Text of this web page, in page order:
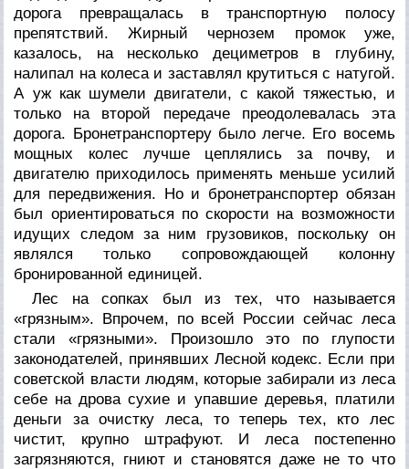
дорога превращалась в транспортную полосу
препятствий. Жирный чернозем промок уже,
казалось, на несколько дециметров в глубину,
налипал на колеса и заставлял крутиться с натугой.
А уж как шумели двигатели, с какой тяжестью, и
только на второй передаче преодолевалась эта
дорога. Бронетранспортеру было легче. Его восемь
мощных колес лучше цеплялись за почву, и
двигателю приходилось применять меньше усилий
для передвижения. Но и бронетранспортер обязан
был ориентироваться по скорости на возможности
идущих следом за ним грузовиков, поскольку он
являлся только сопровождающей колонну
бронированной единицей.
Лес на сопках был из тех, что называется
«грязным». Впрочем, по всей России сейчас леса
стали «грязными». Произошло это по глупости
законодателей, принявших Лесной кодекс. Если при
советской власти людям, которые забирали из леса
себе на дрова сухие и упавшие деревья, платили
деньги за очистку леса, то теперь тех, кто лес
чистит, крупно штрафуют. И леса постепенно
загрязняются, гниют и становятся даже не то что